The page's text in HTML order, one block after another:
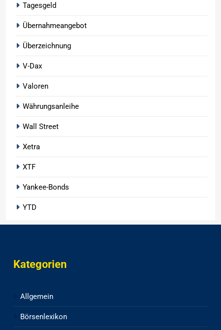
Tagesgeld
Übernahmeangebot
Überzeichnung
V-Dax
Valoren
Währungsanleihe
Wall Street
Xetra
XTF
Yankee-Bonds
YTD
Kategorien
Allgemein
Börsenlexikon